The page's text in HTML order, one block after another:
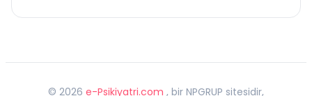
© 2026 e-Psikiyatri.com , bir NPGRUP sitesidir,